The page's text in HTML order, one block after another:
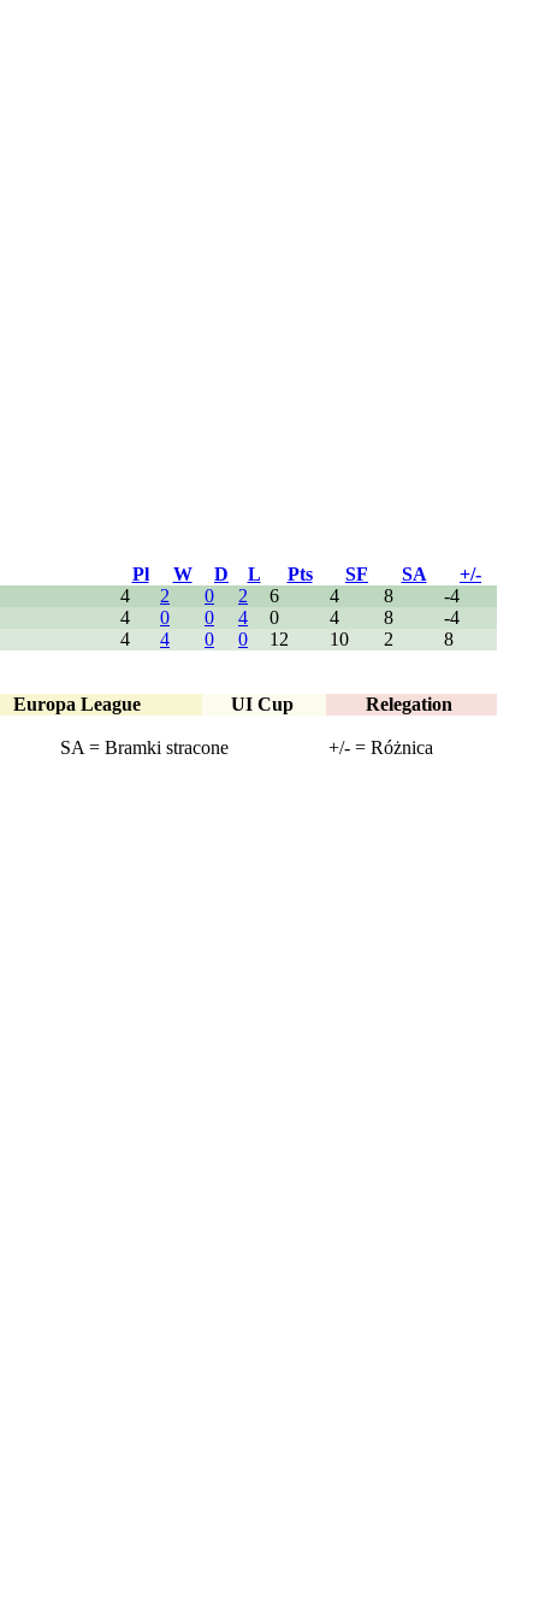
Pl W D L Pts SF SA
+/-
4 2 0 2 6 4 8
-4
4 0 0 4 0 4 8
-4
4 4 0 0 12 10 2 8
Europa League UI Cup Relegation
SA = Bramki stracone +/- = Różnica